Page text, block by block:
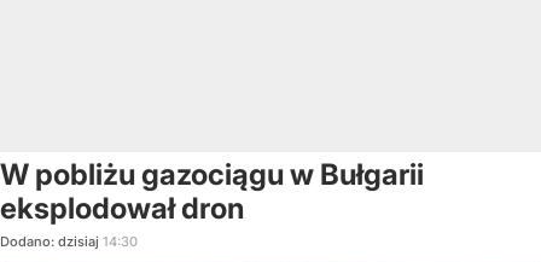
W pobliżu gazociągu w Bułgarii
eksplodował dron
Dodano: dzisiaj 14:30